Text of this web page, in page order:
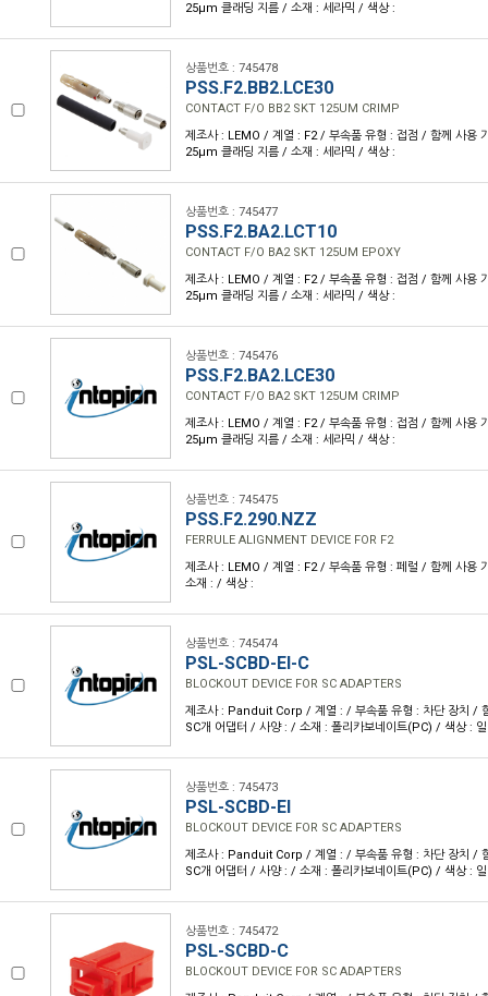
25µm 클래딩 지름 / 소재 : 세라믹 / 색상 :
상품번호 : 745478
PSS.F2.BB2.LCE30
CONTACT F/O BB2 SKT 125UM CRIMP
제조사 : LEMO / 계열 : F2 / 부속품 유형 : 접점 / 함께 사용
25µm 클래딩 지름 / 소재 : 세라믹 / 색상 :
상품번호 : 745477
PSS.F2.BA2.LCT10
CONTACT F/O BA2 SKT 125UM EPOXY
제조사 : LEMO / 계열 : F2 / 부속품 유형 : 접점 / 함께 사용
25µm 클래딩 지름 / 소재 : 세라믹 / 색상 :
상품번호 : 745476
PSS.F2.BA2.LCE30
CONTACT F/O BA2 SKT 125UM CRIMP
제조사 : LEMO / 계열 : F2 / 부속품 유형 : 접점 / 함께 사용
25µm 클래딩 지름 / 소재 : 세라믹 / 색상 :
상품번호 : 745475
PSS.F2.290.NZZ
FERRULE ALIGNMENT DEVICE FOR F2
제조사 : LEMO / 계열 : F2 / 부속품 유형 : 페럴 / 함께 사용
소재 : / 색상 :
상품번호 : 745474
PSL-SCBD-EI-C
BLOCKOUT DEVICE FOR SC ADAPTERS
제조사 : Panduit Corp / 계열 : / 부속품 유형 : 차단 장치 /
SC개 어댑터 / 사양 : / 소재 : 폴리카보네이트(PC) / 색상 :
상품번호 : 745473
PSL-SCBD-EI
BLOCKOUT DEVICE FOR SC ADAPTERS
제조사 : Panduit Corp / 계열 : / 부속품 유형 : 차단 장치 /
SC개 어댑터 / 사양 : / 소재 : 폴리카보네이트(PC) / 색상 :
상품번호 : 745472
PSL-SCBD-C
BLOCKOUT DEVICE FOR SC ADAPTERS